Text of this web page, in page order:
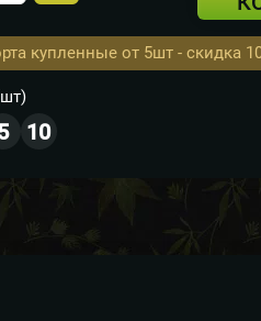
купленные от 5шт - скидка
10